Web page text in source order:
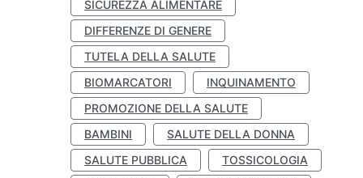
SICUREZZA ALIMENTARE
DIFFERENZE DI GENERE
TUTELA DELLA SALUTE
BIOMARCATORI
INQUINAMENTO
PROMOZIONE DELLA SALUTE
BAMBINI
SALUTE DELLA DONNA
SALUTE PUBBLICA
TOSSICOLOGIA